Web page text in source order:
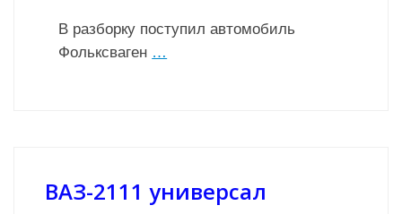
В разборку поступил автомобиль
Фольксваген …
ВАЗ-2111 универсал